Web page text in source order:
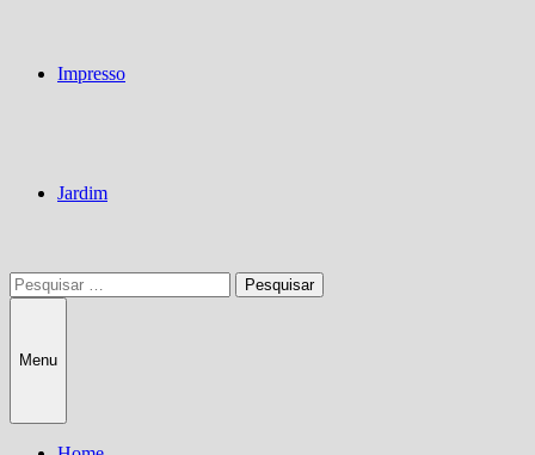
Impresso
Jardim
Pesquisar
por:
Menu